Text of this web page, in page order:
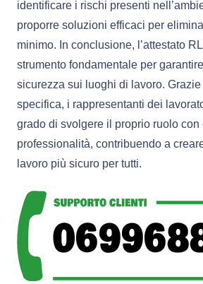
identificare i rischi presenti
proporre soluzioni efficaci per
minimo. In conclusione, l’attestato
strumento fondamentale per
sicurezza sui luoghi di lavoro.
specifica, i rappresentanti dei
grado di svolgere il proprio ruolo con
professionalità, contribuendo a
lavoro più sicuro per tutti.